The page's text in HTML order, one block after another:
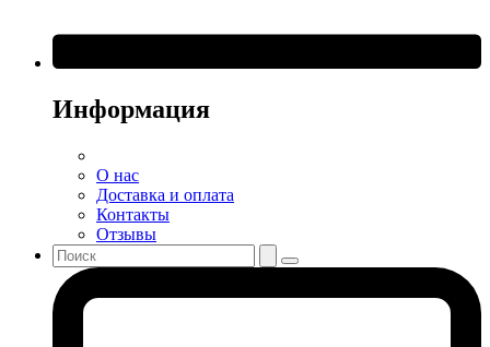
Информация
О нас
Доставка и оплата
Контакты
Отзывы